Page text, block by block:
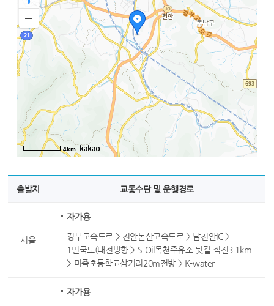
4km
출발지 교통수단 및 운행경로
서울
자가용
경부고속도로 > 천안논산고속도로 > 남천안IC >
1번국도(대전방향 > S-Oil목천주유소 뒷길 직진3.1km
> 미죽초등학교삼거리20m전방 > K-water
자가용